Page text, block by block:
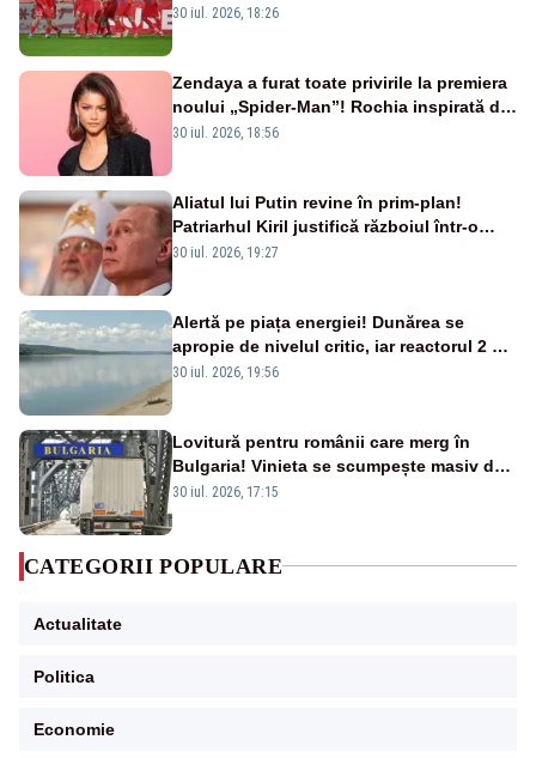
30 iul. 2026, 18:26
Zendaya a furat toate privirile la premiera
noului „Spider-Man”! Rochia inspirată de
pânza de păianjen a făcut senzație
30 iul. 2026, 18:56
Aliatul lui Putin revine în prim-plan!
Patriarhul Kiril justifică războiul într-o
nouă carte
30 iul. 2026, 19:27
Alertă pe piața energiei! Dunărea se
apropie de nivelul critic, iar reactorul 2 de
la Cernavodă ar putea fi oprit
30 iul. 2026, 19:56
Lovitură pentru românii care merg în
Bulgaria! Vinieta se scumpește masiv de
la 1 august
30 iul. 2026, 17:15
CATEGORII POPULARE
Actualitate
Politica
Economie